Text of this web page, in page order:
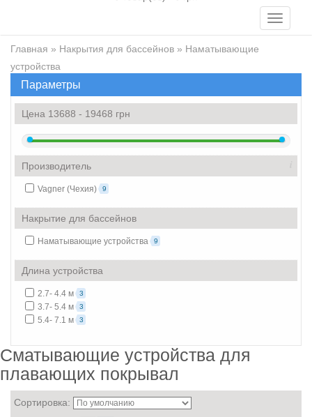
Toggle
Главная » Накрытия для бассейнов » Наматывающие
устройства
Параметры
Цена 13688 - 19468 грн
Производитель
Vagner (Чехия) 9
Накрытие для бассейнов
Наматывающие устройства 9
Длина устройства
2.7- 4.4 м 3
3.7- 5.4 м 3
5.4- 7.1 м 3
Сматывающие устройства для
плавающих покрывал
Сортировка: